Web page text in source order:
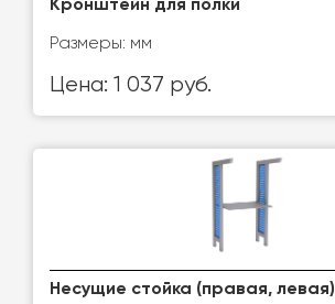
Кронштейн для полки
Размеры: мм
Цена: 1 037 руб.
Несущие стойка (правая, левая)